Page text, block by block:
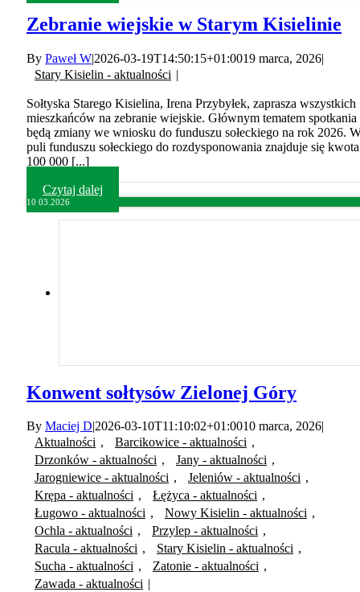
Zebranie wiejskie w Starym Kisielinie
By Paweł W|2026-03-19T14:50:15+01:0019 marca, 2026|
Stary Kisielin - aktualności |
Sołtyska Starego Kisielina, Irena Przybyłek, zaprasza wszystkich
mieszkańców na zebranie wiejskie. Głównym tematem spotkania
będą zmiany we wniosku do funduszu sołeckiego na rok 2026.
puli funduszu sołeckiego do rozdysponowania znajduje się kwota
100 000 [...]
Czytaj dalej
10 03.2026
Konwent sołtysów Zielonej Góry
By Maciej D|2026-03-10T11:10:02+01:0010 marca, 2026|
Aktualności , Barcikowice - aktualności ,
Drzonków - aktualności , Jany - aktualności ,
Jarogniewice - aktualności , Jeleniów - aktualności ,
Krępa - aktualności , Łężyca - aktualności ,
Ługowo - aktualności , Nowy Kisielin - aktualności ,
Ochla - aktualności , Przylep - aktualności ,
Racula - aktualności , Stary Kisielin - aktualności ,
Sucha - aktualności , Zatonie - aktualności ,
Zawada - aktualności |